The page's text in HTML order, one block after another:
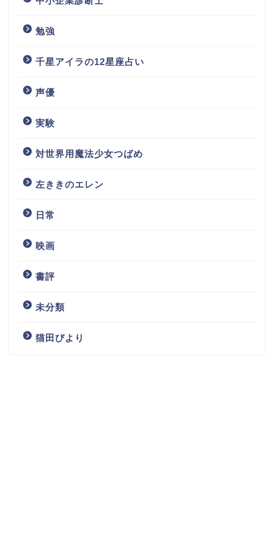
勉強
千星アイラの12星座占い
声優
実験
対世界用魔法少女つばめ
左ききのエレン
日常
映画
書評
未分類
猫田びより